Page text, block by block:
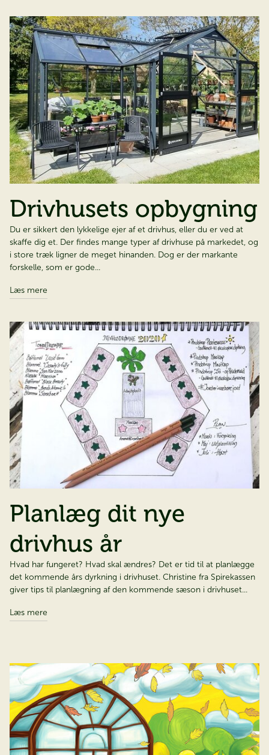
Drivhusets opbygning
Du er sikkert den lykkelige ejer af et drivhus, eller du er ved at
skaffe dig et. Der findes mange typer af drivhuse på markedet, og
i store træk ligner de meget hinanden. Dog er der markante
forskelle, som er gode...
Læs mere
Planlæg dit nye
drivhus år
Hvad har fungeret? Hvad skal ændres? Det er tid til at planlægge
det kommende års dyrkning i drivhuset. Christine fra Spirekassen
giver tips til planlægning af den kommende sæson i drivhuset...
Læs mere